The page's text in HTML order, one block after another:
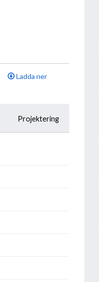
Ladda ner
Projektering